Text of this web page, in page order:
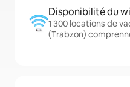
Disponibilité du
1 300 locations de
(Trabzon)